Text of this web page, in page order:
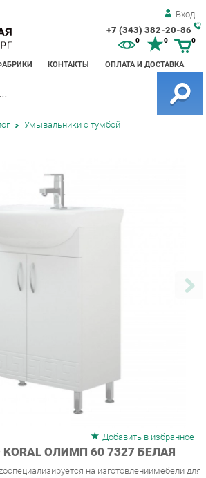
Вход
+7 (343) 382-20-86
КОНТАКТЫ ОПЛАТА И ДОСТАВКА
0 0
Умывальники с тумбой
KORAL ОЛИМП 60 7327 БЕЛАЯ
на изготовлениимебели для